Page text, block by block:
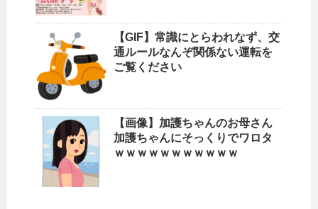
【GIF】常識にとらわれなず、交
通ルールなんぞ関係ない運転を
ご覧ください
【画像】加護ちゃんのお母さん
加護ちゃんにそっくりでワロタ
ｗｗｗｗｗｗｗｗｗｗｗ